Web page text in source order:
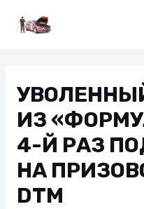
ИЗ
4-Й РАЗ
НА
DTM